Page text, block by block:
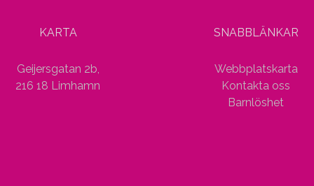
KARTA
Geijersgatan 2b,
216 18 Limhamn
SNABBLÄNKAR
Webbplatskarta
Kontakta oss
Barnlöshet